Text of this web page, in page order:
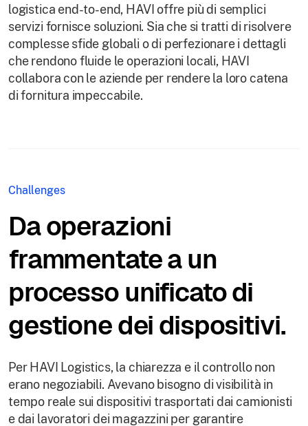
logistica end-to-end, HAVI offre più di semplici
servizi fornisce soluzioni. Sia che si tratti di risolvere
complesse sfide globali o di perfezionare i dettagli
che rendono fluide le operazioni locali, HAVI
collabora con le aziende per rendere la loro catena
di fornitura impeccabile.
Challenges
Da operazioni
frammentate a un
processo unificato di
gestione dei dispositivi.
Per HAVI Logistics, la chiarezza e il controllo non
erano negoziabili. Avevano bisogno di visibilità in
tempo reale sui dispositivi trasportati dai camionisti
e dai lavoratori dei magazzini per garantire